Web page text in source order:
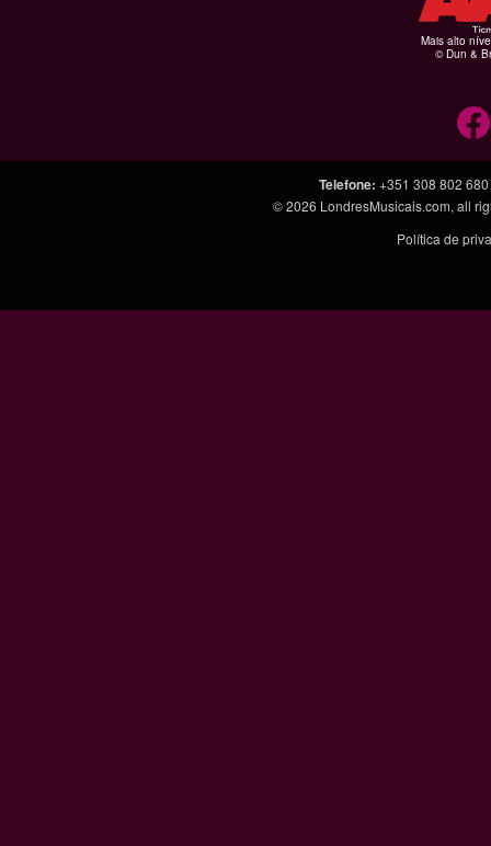
Mais alto
© Dun &
Telefone: +351 308 802 680
© 2026 LondresMusicais.com, all
Política de